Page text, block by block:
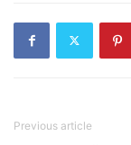
Previous article